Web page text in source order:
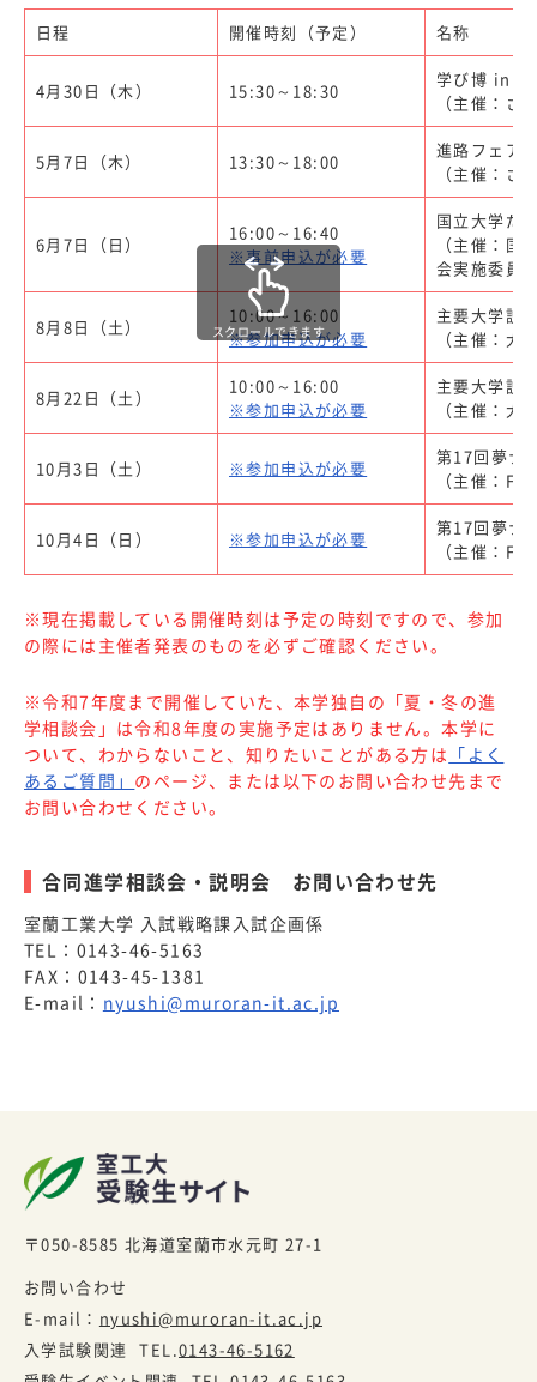
標準 拡大 標準 青 黒
日程 開催時刻（予定） 名称
4月30日（木） 15:30～18:30
学び博 in 名
（主催：さ
5月7日（木） 13:30～18:00
進路フェア
（主催：さ
6月7日（日）
16:00～16:40
※事前申込が必要
国立大学だ
（主催：国
会実施委員
8月8日（土）
10:00～16:00
※参加申込が必要
主要大学説
（主催：大
8月22日（土）
10:00～16:00
※参加申込が必要
主要大学説
（主催：大
10月3日（土） ※参加申込が必要
第17回夢ナ
（主催：
10月4日（日） ※参加申込が必要
第17回夢ナ
（主催：
スクロールできます
※現在掲載している開催時刻は予定の時刻ですので、参加
の際には主催者発表のものを必ずご確認ください。
※令和7年度まで開催していた、本学独自の「夏・冬の進
学相談会」は令和8年度の実施予定はありません。本学に
ついて、わからないこと、知りたいことがある方は 「よく
あるご質問」 のページ、または以下のお問い合わせ先まで
お問い合わせください。
合同進学相談会・説明会 お問い合わせ先
室蘭工業大学 入試戦略課入試企画係
TEL：0143-46-5163
FAX：0143-45-1381
E-mail： nyushi@muroran-it.ac.jp
〒050-8585 北海道室蘭市水元町 27-1
お問い合わせ
E-mail： nyushi@muroran-it.ac.jp
入学試験関連
TEL.0143-46-5162